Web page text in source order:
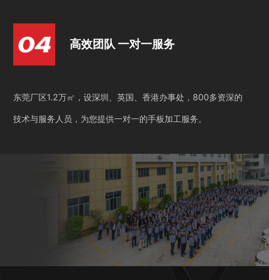
高效团队 一对一服务
东莞厂区1.2万㎡，设深圳、英国、香港办事处，800多资深的
技术与服务人员，为您提供一对一的手板加工服务。